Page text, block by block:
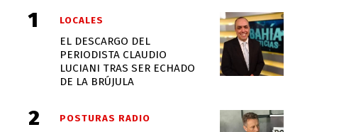
EL DESCARGO DEL
PERIODISTA CLAUDIO
LUCIANI TRAS SER ECHADO
DE LA BRÚJULA
LOCALES
POSTURAS RADIO